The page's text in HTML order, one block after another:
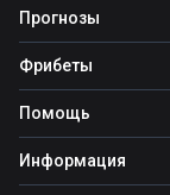
Прогнозы
Все прогнозы
Топ ставок
Прогнозы на футбол
Фрибеты
Фрибеты
Фрибет Ubet
Фрибет Фонбет
Помощь
Школа ставок
Вопросы и ответы
Информация